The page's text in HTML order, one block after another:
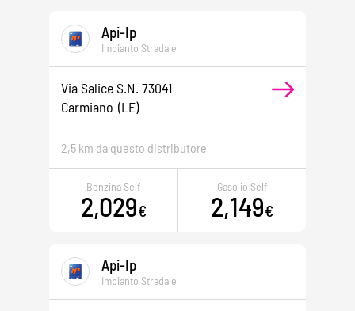
Api-Ip
Impianto Stradale
Via Salice S.n. 73041
Carmiano (LE)
2,5 km da questo distributore
Benzina Self
2,029€
Gasolio Self
2,149€
Api-Ip
Impianto Stradale